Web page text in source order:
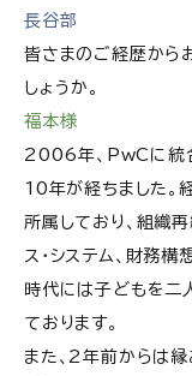
時代の流れも
革していきた
長谷部
皆さまのご経歴から
しょうか。
福本様
2006年、PwCに統
10年が経ちました。
所属しており、組織
ス・システム、財務
時代には子どもを二
ております。
また、2年前からは